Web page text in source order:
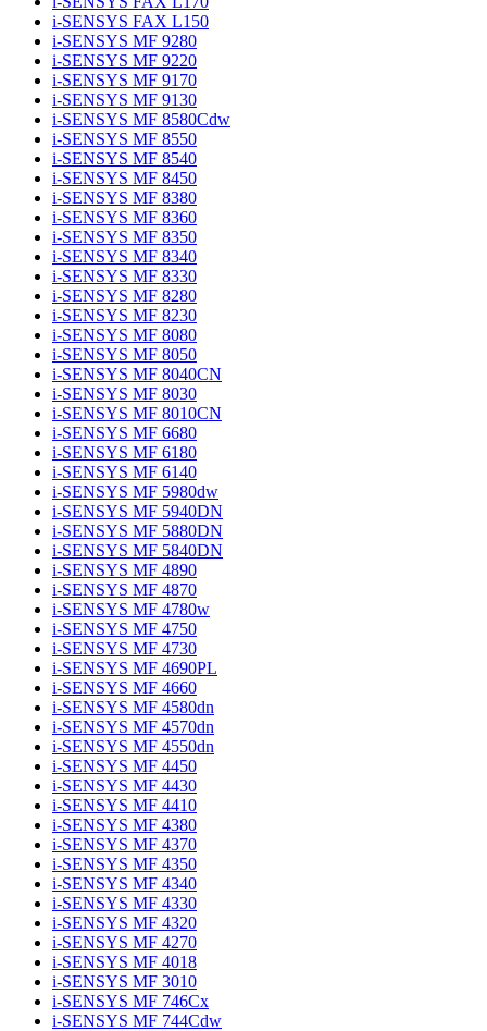
i-SENSYS FAX L150
i-SENSYS MF 9280
i-SENSYS MF 9220
i-SENSYS MF 9170
i-SENSYS MF 9130
i-SENSYS MF 8580Cdw
i-SENSYS MF 8550
i-SENSYS MF 8540
i-SENSYS MF 8450
i-SENSYS MF 8380
i-SENSYS MF 8360
i-SENSYS MF 8350
i-SENSYS MF 8340
i-SENSYS MF 8330
i-SENSYS MF 8280
i-SENSYS MF 8230
i-SENSYS MF 8080
i-SENSYS MF 8050
i-SENSYS MF 8040CN
i-SENSYS MF 8030
i-SENSYS MF 8010CN
i-SENSYS MF 6680
i-SENSYS MF 6180
i-SENSYS MF 6140
i-SENSYS MF 5980dw
i-SENSYS MF 5940DN
i-SENSYS MF 5880DN
i-SENSYS MF 5840DN
i-SENSYS MF 4890
i-SENSYS MF 4870
i-SENSYS MF 4780w
i-SENSYS MF 4750
i-SENSYS MF 4730
i-SENSYS MF 4690PL
i-SENSYS MF 4660
i-SENSYS MF 4580dn
i-SENSYS MF 4570dn
i-SENSYS MF 4550dn
i-SENSYS MF 4450
i-SENSYS MF 4430
i-SENSYS MF 4410
i-SENSYS MF 4380
i-SENSYS MF 4370
i-SENSYS MF 4350
i-SENSYS MF 4340
i-SENSYS MF 4330
i-SENSYS MF 4320
i-SENSYS MF 4270
i-SENSYS MF 4018
i-SENSYS MF 3010
i-SENSYS MF 746Cx
i-SENSYS MF 744Cdw